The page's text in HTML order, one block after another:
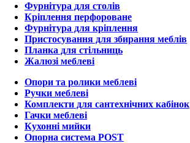
Фурнітура для столів
Кріплення перфороване
Фурнітура для кріплення
Пристосування для збирання меблів
Планка для стільниць
Жалюзі меблеві
Опори та ролики меблеві
Ручки меблеві
Комплекти для сантехнічних кабінок
Гачки меблеві
Кухонні мийки
Опорна система POST